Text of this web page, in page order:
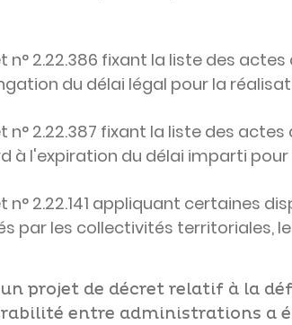
n° 2.22.386 fixant la liste des
du délai légal pour la
n° 2.22.387 fixant la liste des
à l'expiration du délai imparti
n° 2.22.141 appliquant certaines
par les collectivités territoriales,
projet de décret relatif à la
entre administrations a